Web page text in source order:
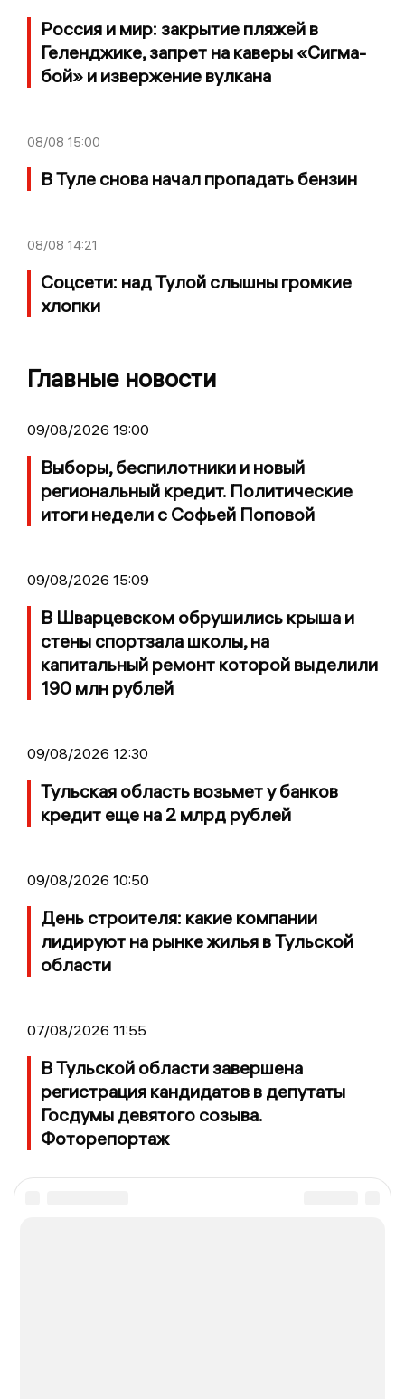
Россия и мир: закрытие пляжей в
Геленджике, запрет на каверы «Сигма-
бой» и извержение вулкана
08/08 15:00
В Туле снова начал пропадать бензин
08/08 14:21
Соцсети: над Тулой слышны громкие
хлопки
Главные новости
09/08/2026 19:00
Выборы, беспилотники и новый
региональный кредит. Политические
итоги недели с Софьей Поповой
09/08/2026 15:09
В Шварцевском обрушились крыша и
стены спортзала школы, на
капитальный ремонт которой выделили
190 млн рублей
09/08/2026 12:30
Тульская область возьмет у банков
кредит еще на 2 млрд рублей
09/08/2026 10:50
День строителя: какие компании
лидируют на рынке жилья в Тульской
области
07/08/2026 11:55
В Тульской области завершена
регистрация кандидатов в депутаты
Госдумы девятого созыва.
Фоторепортаж